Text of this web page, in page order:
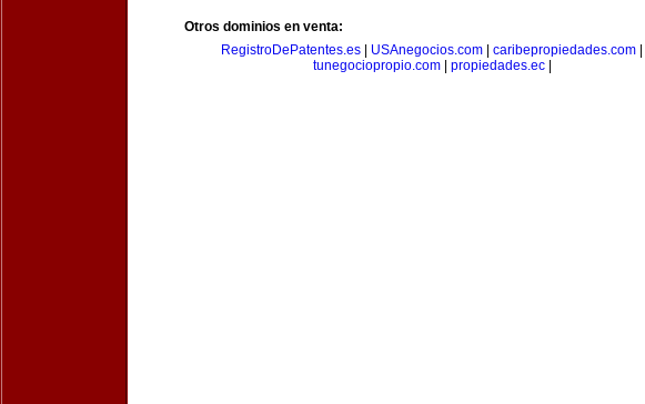
Otros dominios en venta:
RegistroDePatentes.es
USAnegocios.com caribepropiedades.com
tunegociopropio.com| propiedades.ec|